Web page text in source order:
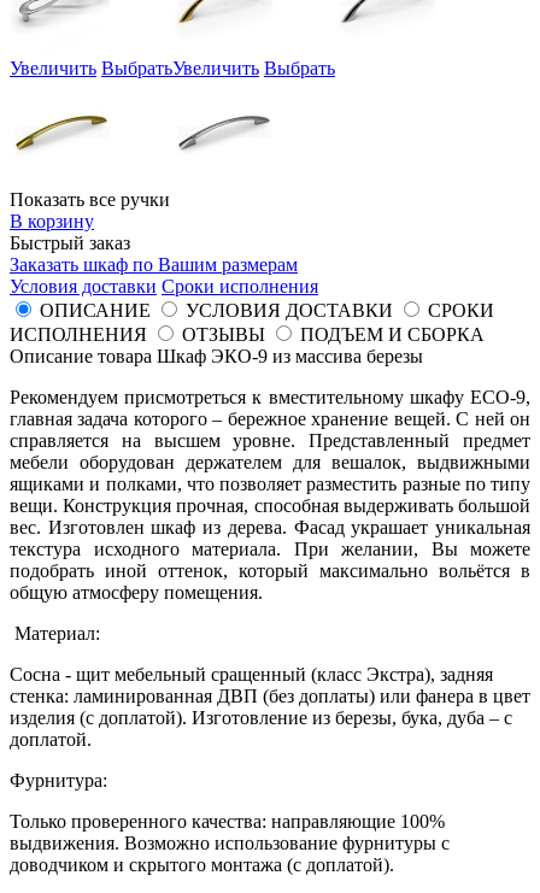
Увеличить ВыбратьУвеличить Выбрать
Показать все ручки
В корзину
Быстрый заказ
Заказать шкаф по Вашим размерам
Условия доставки Сроки исполнения
ОПИСАНИЕ
УСЛОВИЯ ДОСТАВКИ
СРОКИ
ИСПОЛНЕНИЯ
ОТЗЫВЫ
ПОДЪЕМ И СБОРКА
Описание товара Шкаф ЭКО-9 из массива березы
Рекомендуем присмотреться к вместительному шкафу ECO-9,
главная задача которого – бережное хранение вещей. С ней он
справляется на высшем уровне. Представленный предмет
мебели оборудован держателем для вешалок, выдвижными
ящиками и полками, что позволяет разместить разные по типу
вещи. Конструкция прочная, способная выдерживать большой
вес. Изготовлен шкаф из дерева. Фасад украшает уникальная
текстура исходного материала. При желании, Вы можете
подобрать иной оттенок, который максимально вольётся в
общую атмосферу помещения.
Материал:
Сосна - щит мебельный сращенный (класс Экстра), задняя
стенка: ламинированная ДВП (без доплаты) или фанера в цвет
изделия (с доплатой). Изготовление из березы, бука, дуба – с
доплатой.
Фурнитура:
Только проверенного качества: направляющие 100%
выдвижения. Возможно использование фурнитуры с
доводчиком и скрытого монтажа (с доплатой).